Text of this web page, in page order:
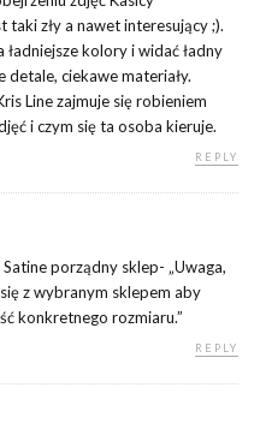
taki zły a nawet interesujący ;).
ładniejsze kolory i widać ładny
detale, ciekawe materiały.
Line zajmuje się robieniem
i czym się ta osoba kieruje.
REPLY
porządny sklep- „Uwaga,
z wybranym sklepem aby
konkretnego rozmiaru.”
REPLY